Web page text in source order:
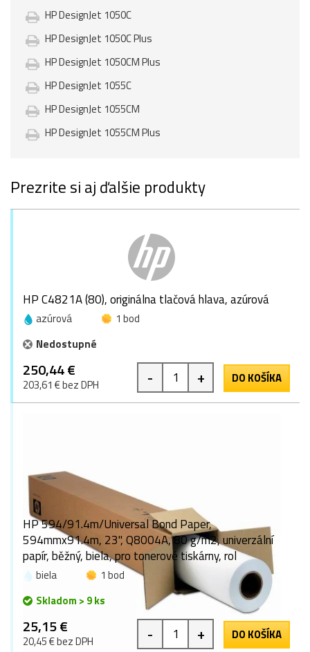
HP DesignJet 1050C
HP DesignJet 1050C Plus
HP DesignJet 1050CM Plus
HP DesignJet 1055C
HP DesignJet 1055CM
HP DesignJet 1055CM Plus
Prezrite si aj ďalšie produkty
HP C4821A (80), originálna tlačová hlava, azúrová
azúrová
1 bod
Nedostupné
250,44 €
203,61 € bez DPH - + DO KOŠÍKA
HP 594/91.4m/Universal Bond Paper,
594mmx91.4m, 23", Q8004A, 80 g/m2, univerzální
papír, běžný, biela, pro tonerové tiskárny, rol
biela
1 bod
Skladom > 9 ks
25,15 €
20,45 € bez DPH - + DO KOŠÍKA